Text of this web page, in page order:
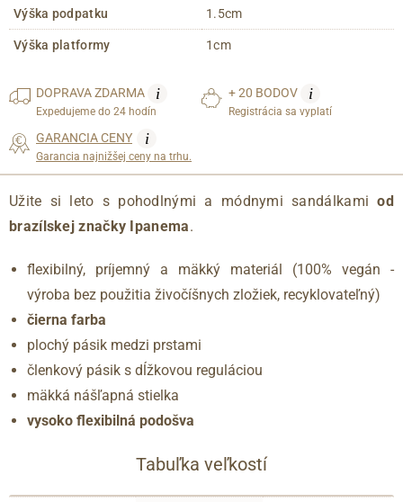
Výška podpatku 1.5cm
Výška platformy 1cm
DOPRAVAZDARMA i
Expedujeme do 24 hodín
+ 20 BODOV i
Registrácia sa vyplatí
GARANCIA CENY i
Garancia najnižšej ceny na trhu.
Užite si leto s pohodlnými a módnymi sandálkamiod
brazílskej značky Ipanema.
flexibilný, príjemný a mäkký materiál (100% vegán -
výroba bez použitia živočíšnych zložiek, recyklovateľný)
čierna farba
plochý pásik medzi prstami
členkový pásik s dĺžkovou reguláciou
mäkká nášľapná stielka
vysoko flexibilná podošva
Tabuľka veľkostí